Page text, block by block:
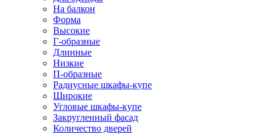
На балкон
Форма
Высокие
Г-образные
Длинные
Низкие
П-образные
Радиусные шкафы-купе
Широкие
Угловые шкафы-купе
Закругленный фасад
Количество дверей